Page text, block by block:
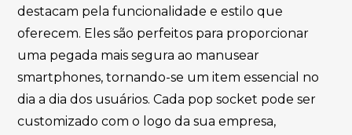
destacam pela funcionalidade e estilo que
oferecem. Eles são perfeitos para proporcionar
uma pegada mais segura ao manusear
smartphones, tornando-se um item essencial no
dia a dia dos usuários. Cada pop socket pode ser
customizado com o logo da sua empresa,